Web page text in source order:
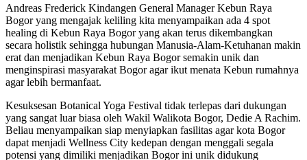
Andreas Frederick Kindangen General Manager Kebun Raya
Bogor yang mengajak keliling kita menyampaikan ada 4 spot
healing di Kebun Raya Bogor yang akan terus dikembangkan
secara holistik sehingga hubungan Manusia-Alam-Ketuhanan makin
erat dan menjadikan Kebun Raya Bogor semakin unik dan
menginspirasi masyarakat Bogor agar ikut menata Kebun rumahnya
agar lebih bermanfaat.
Kesuksesan Botanical Yoga Festival tidak terlepas dari dukungan
yang sangat luar biasa oleh Wakil Walikota Bogor, Dedie A Rachim.
Beliau menyampaikan siap menyiapkan fasilitas agar kota Bogor
dapat menjadi Wellness City kedepan dengan menggali segala
potensi yang dimiliki menjadikan Bogor ini unik didukung